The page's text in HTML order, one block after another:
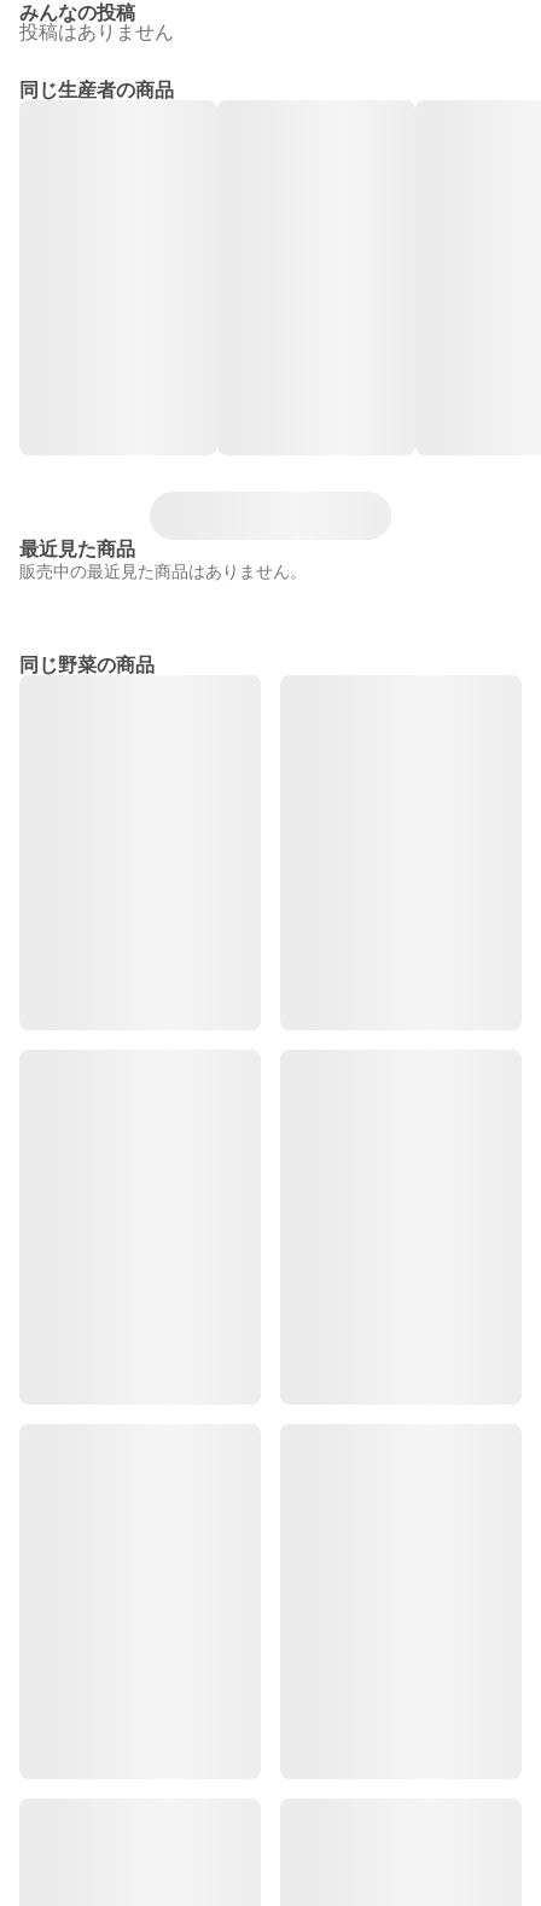
みんなの投稿
投稿はありません
同じ生産者の商品
最近見た商品
販売中の最近見た商品はありません。
同じ野菜の商品